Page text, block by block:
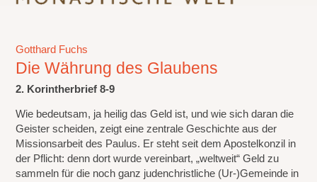
Gotthard Fuchs
Die Währung des Glaubens
2. Korintherbrief 8-9
Wie bedeutsam, ja heilig das Geld ist, und wie sich daran die
Geister scheiden, zeigt eine zentrale Geschichte aus der
Missionsarbeit des Paulus. Er steht seit dem Apostelkonzil in
der Pflicht: denn dort wurde vereinbart, „weltweit“ Geld zu
sammeln für die noch ganz judenchristliche (Ur-)Gemeinde in